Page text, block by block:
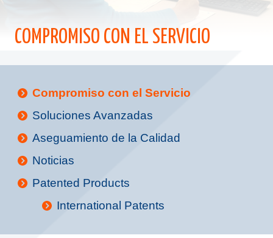
COMPROMISO CON EL SERVICIO
Compromiso con el Servicio
Soluciones Avanzadas
Aseguamiento de la Calidad
Noticias
Patented Products
International Patents